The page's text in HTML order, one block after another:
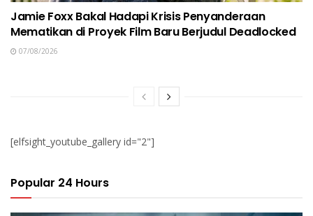
Jamie Foxx Bakal Hadapi Krisis Penyanderaan
Mematikan di Proyek Film Baru Berjudul Deadlocked
07/08/2026
[elfsight_youtube_gallery id="2"]
Popular 24 Hours